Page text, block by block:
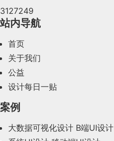
2024年4月(44)
2024年2月(58)
3127249
站内导航
首页
关于我们
公益
设计每日一贴
案例
大数据可视化设计 B端UI设计